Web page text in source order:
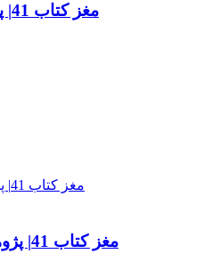
مغز کتاب 41| پژوهش‌های فلسفی | آنلاین
مغز کتاب 41| پژوهش‌های فلسفی | حضوری